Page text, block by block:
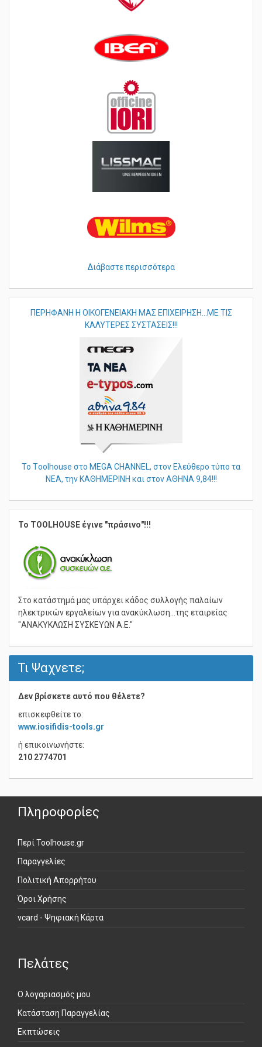
Διάβαστε περισσότερα
ΠΕΡHΦΑΝΗ Η ΟΙΚΟΓΕΝΕΙΑΚΗ ΜΑΣ ΕΠΙΧΕΙΡΗΣΗ...ΜΕ ΤΙΣ
Το Τoolhouse στο MEGA CHANNEL, στον Ελεύθερο τύπο τα
ΝΕΑ, την ΚΑΘΗΜΕΡΙΝΗ και στον ΑΘΗΝΑ 9,84!!!
Το TOOLHOUSE έγινε "πράσινο"!!!
Στο κατάστημά μας υπάρχει κάδος συλλογής παλαίων
ηλεκτρικών εργαλείων για ανακύκλωση...της εταιρείας
Τι Ψαχνετε;
Δεν βρίσκετε αυτό που θέλετε?
επισκεφθείτε το:
www.iosifidis-tools.gr
ή επικοινωνήστε:
Πληροφορίες
Περί Toolhouse.gr
Παραγγελίες
Πολιτική Απορρήτου
Όροι Χρήσης
vcard - Ψηφιακή Κάρτα
Πελάτες
Ο λογαριασμός μου
Κατάσταση Παραγγελίας
Εκπτώσεις